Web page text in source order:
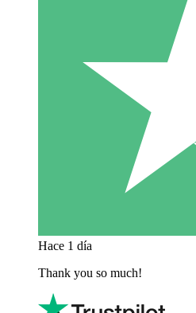
Hace 1 día
Thank you so much!